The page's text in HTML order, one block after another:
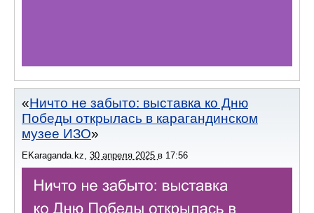
Ничто не забыто: выставка ко Дню
Победы открылась в карагандинском
музее ИЗО
EKaraganda.kz 30 апреля 2025 в 17:56